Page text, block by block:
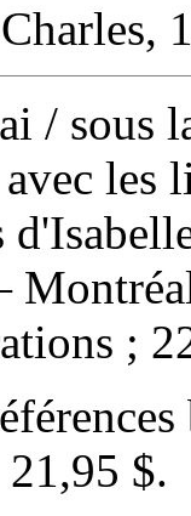
/ sous
les
;
21,95 $.